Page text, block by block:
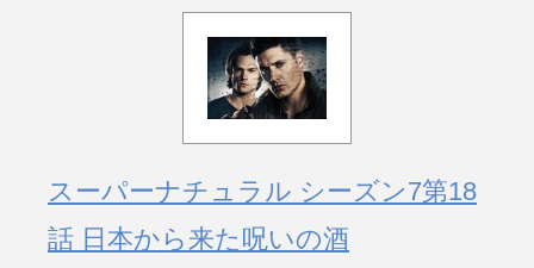
スーパーナチュラル シーズン7第18
話 日本から来た呪いの酒